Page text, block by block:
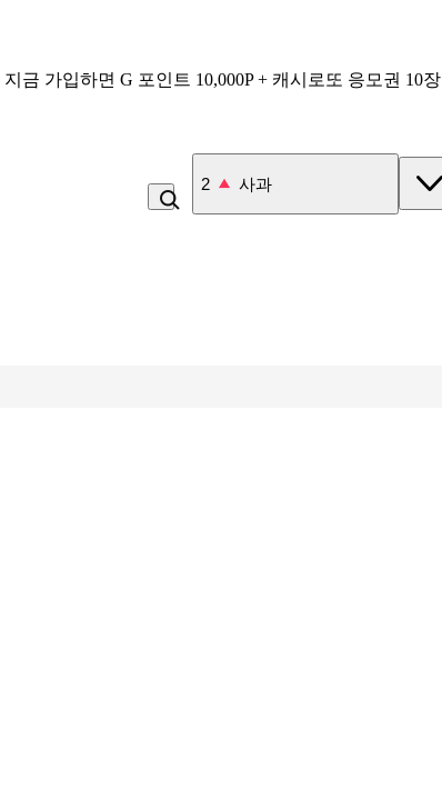
지금 가입하면 G 포인트 10,000P + 캐시로또 응모권 10장
3 잡곡밥